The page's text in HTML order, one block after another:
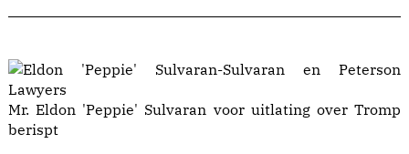
Mr. Eldon 'Peppie' Sulvaran voor uitlating over Tromp
berispt